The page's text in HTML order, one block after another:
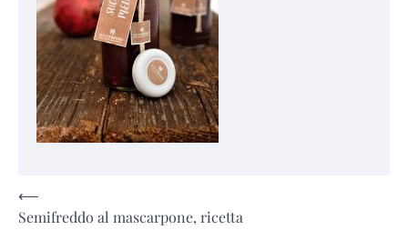
Navigazione
articoli
⟵
Semifreddo al mascarpone, ricetta